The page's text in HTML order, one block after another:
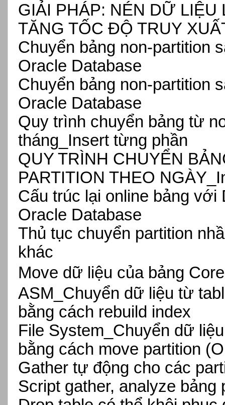
GIẢI PHÁP: NÉN DỮ
TĂNG TỐC ĐỘ TRUY
Chuyển bảng non-partition
Oracle Database
Chuyển bảng non-partition
Oracle Database
Quy trình chuyển bảng từ
tháng_Insert từng phần
QUY TRÌNH CHUYỂN
PARTITION THEO
Cấu trúc lại online bảng
Oracle Database
Thủ tục chuyển partition
khác
Move dữ liệu của bảng
ASM_Chuyển dữ liệu từ
bằng cách rebuild index
File System_Chuyển dữ
bằng cách move partition
Gather tự động cho các
Script gather, analyze bảng